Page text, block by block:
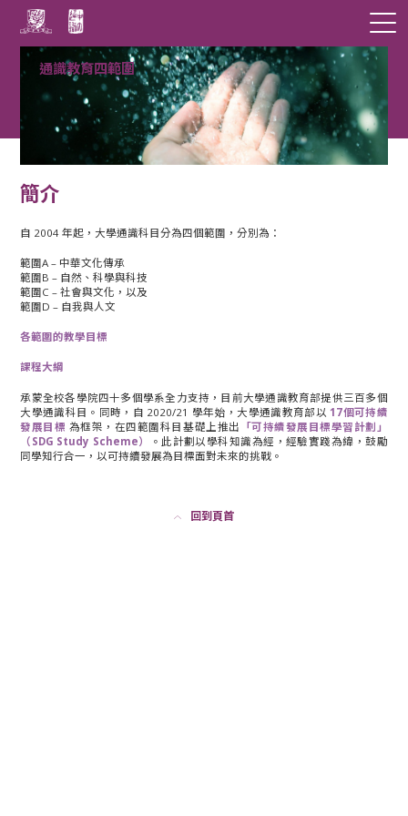
通識教育四範圍
簡介
自 2004 年起，大學通識科目分為四個範圍，分別為：
範圍A – 中華文化傳承
範圍B – 自然、科學與科技
範圍C – 社會與文化，以及
範圍D – 自我與人文
各範圍的教學目標
課程大綱
承蒙全校各學院四十多個學系全力支持，目前大學通識教育部提供三百多個
大學通識科目。同時，自 2020/21 學年始，大學通識教育部以 17個可持續
發展目標 為框架，在四範圍科目基礎上推出 「可持續發展目標學習計劃」
（SDG Study Scheme）
。此計劃以學科知識為經，經驗實踐為緯，鼓勵
同學知行合一，以可持續發展為目標面對未來的挑戰。
回到頁首